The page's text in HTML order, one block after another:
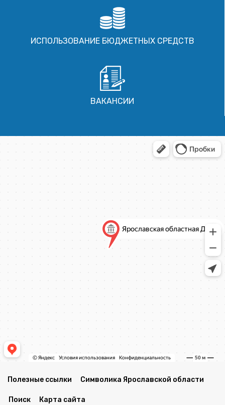
ИСПОЛЬЗОВАНИЕ БЮДЖЕТНЫХ СРЕДСТВ
ВАКАНСИИ
Полезные ссылки Символика Ярославской области
Поиск Карта сайта